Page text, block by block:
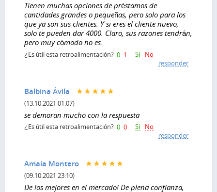
Tienen muchas opciones de préstamos de
cantidades grandes o pequeñas, pero solo para los
que ya son sus clientes. Y si eres el cliente nuevo,
solo te pueden dar 4000. Claro, sus razones tendrán,
pero muy cómodo no es.
¿Es útil esta retroalimentación? 0 1 Sí No
responder
Balbina Ávila
(13.10.2021 01:07)
se demoran mucho con la respuesta
¿Es útil esta retroalimentación? 0 0 Sí No
responder
Amaia Montero
(09.10.2021 23:10)
De los mejores en el mercado! De plena confianza,